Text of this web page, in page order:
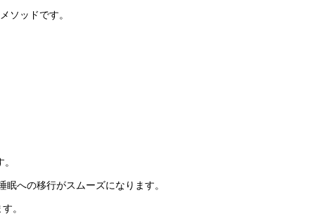
ソッドです。
への移行がスムーズになります。
。